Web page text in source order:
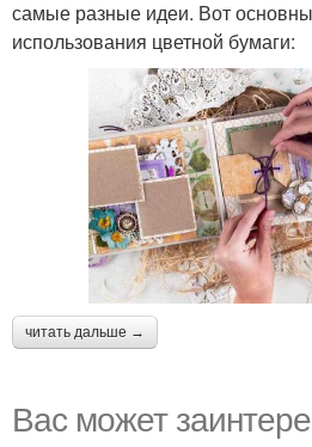
самые разные идеи. Вот
использования цветной бумаги:
читать дальше →
Вас может